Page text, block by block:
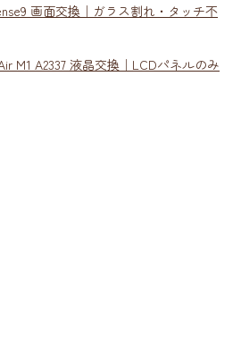
画面交換｜ガラス割れ・タッチ不
M1 A2337 液晶交換｜LCDパネルのみ